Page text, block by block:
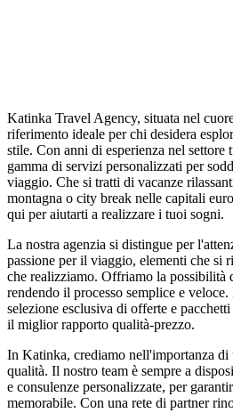
Katinka Travel Agency, situata nel
riferimento ideale per chi desidera
stile. Con anni di esperienza nel
gamma di servizi personalizzati per
viaggio. Che si tratti di vacanze
montagna o city break nelle capitali
qui per aiutarti a realizzare i tuoi sogni.
La nostra agenzia si distingue per
passione per il viaggio, elementi che si
che realizziamo. Offriamo la possibilità
rendendo il processo semplice e
selezione esclusiva di offerte e
il miglior rapporto qualità-prezzo.
In Katinka, crediamo nell'importanza
qualità. Il nostro team è sempre a
e consulenze personalizzate, per
memorabile. Con una rete di partner